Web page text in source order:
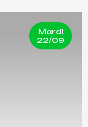
Mardi
22/09